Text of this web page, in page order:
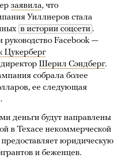
заявила, что
Уиллнеров стала
в истории соцсети .
руководство Facebook —
Цукерберг
Шерил Сэндберг.
собрала более
ее следующая
деньги будут направлены
в Техасе некоммерческой
юридическую
и беженцев.